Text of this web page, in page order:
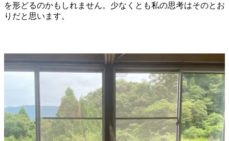
を形どるのかもしれません。少なくとも私の思考はそのとお
りだと思います。